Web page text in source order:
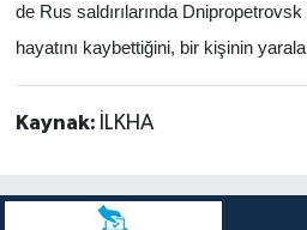
de Rus saldırılarında
hayatını kaybettiğini, bir kişinin
Kaynak: İLKHA